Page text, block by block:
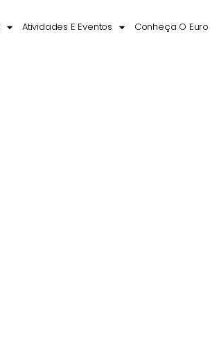
Atividades E Eventos Conheça O Euro